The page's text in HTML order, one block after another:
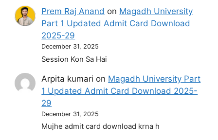
Prem Raj Anand on Magadh University
Part 1 Updated Admit Card Download
2025-29
December 31, 2025
Session Kon Sa Hai
Arpita kumari on Magadh University Part
1 Updated Admit Card Download 2025-
29
December 31, 2025
Mujhe admit card download krna h